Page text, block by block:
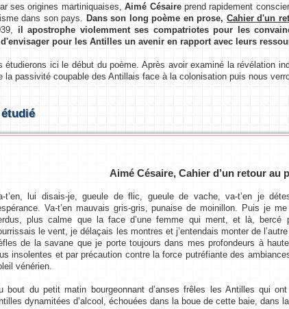
ses origines martiniquaises,Aimé Césaireprend rapidement
dans son pays.
Dans son long poème en prose, Cahier d'un
il apostrophe violemment ses compatriotes pour les
pour les Antilles un avenir en rapport avec leurs
ici le début du poème. Après avoir examiné la révélation
la passivité coupable des Antillais face à la colonisation puis nous
Aimé Césaire, Cahier d’un retour au
t’en, lui disais-je, gueule de flic, gueule de vache, va-t’en je
Va-t’en mauvais gris-gris, punaise de moinillon. Puis je
plus calme que la face d’une femme qui ment, et là, bercé
le vent, je délaçais les montres et j’entendais monter de
de la savane que je porte toujours dans mes profondeurs à
insolentes et par précaution contre la force putréfiante des
vénérien.
bout du petit matin bourgeonnant d’anses frêles les Antilles qui
dynamitées d’alcool, échouées dans la boue de cette baie, dans